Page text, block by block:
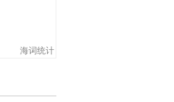
海词统计